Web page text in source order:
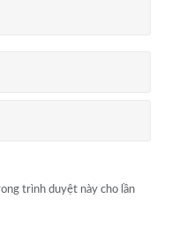
trình duyệt này cho lần